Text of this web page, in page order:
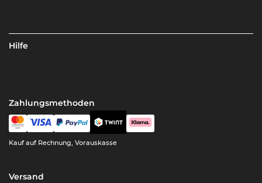
Hilfe
Zahlungsmethoden
Kauf auf Rechnung, Vorauskasse
Versand